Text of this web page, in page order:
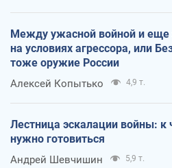
Между ужасной войной и
на условиях агрессора, или
тоже оружие России
Алексей Копытько 4,9 т.
Лестница эскалации войны: к
нужно готовиться
Андрей Шевчишин 5,9 т.